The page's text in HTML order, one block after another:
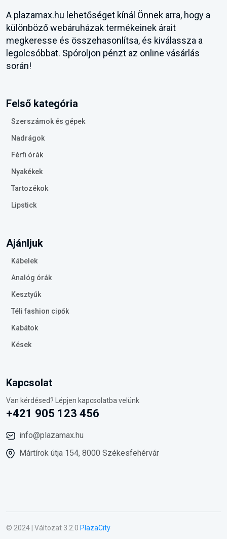
A plazamax.hu lehetőséget kínál Önnek arra, hogy a
különböző webáruházak termékeinek árait
megkeresse és összehasonlítsa, és kiválassza a
legolcsóbbat. Spóroljon pénzt az online vásárlás
során!
Felső kategória
Szerszámok és gépek
Nadrágok
Férfi órák
Nyakékek
Tartozékok
Lipstick
Ajánljuk
Kábelek
Analóg órák
Kesztyűk
Téli fashion cipők
Kabátok
Kések
Kapcsolat
Van kérdésed? Lépjen kapcsolatba velünk
+421 905 123 456
info@plazamax.hu
Mártírok útja 154, 8000 Székesfehérvár
© 2024 | Változat 3.2.0 PlazaCity